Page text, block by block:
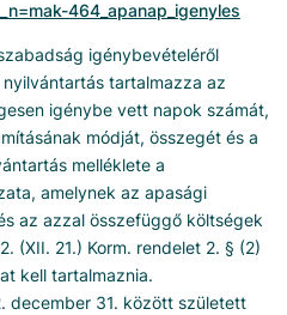
464_apanap_igenyles
igénybevételéről
tartalmazza az
igénybe vett napok számát,
módját, összegét és a
melléklete a
amelynek az apasági
az azzal összefüggő költségek
(XII. 21.) Korm. rendelet 2. § (2)
kell tartalmaznia.
december 31. között született